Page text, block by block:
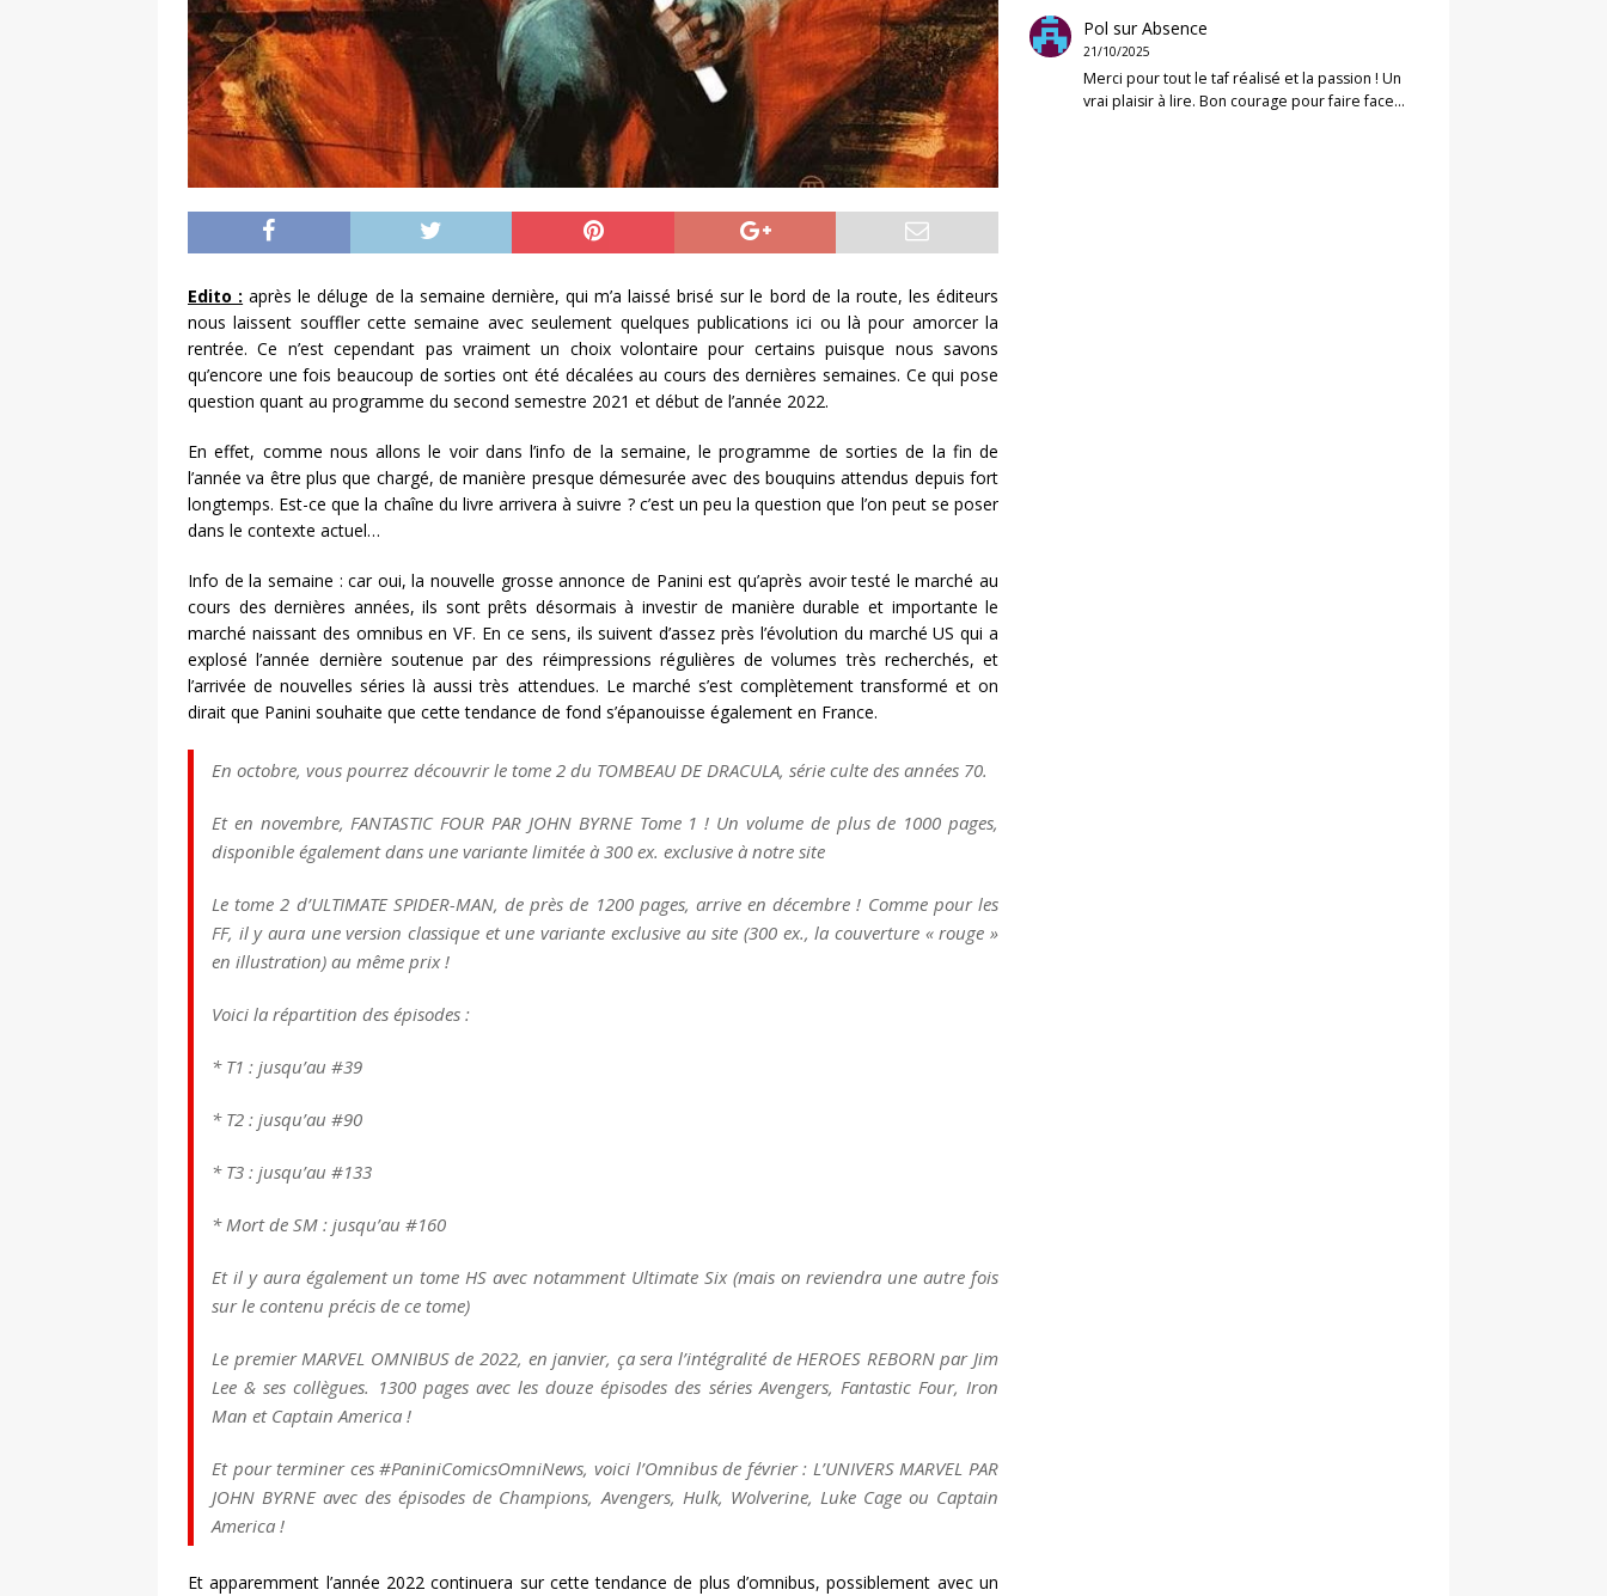
Edito : après le déluge de la semaine dernière, qui m’a laissé brisé sur le bord de la route, les éditeurs
nous laissent souffler cette semaine avec seulement quelques publications ici ou là pour amorcer la
rentrée. Ce n’est cependant pas vraiment un choix volontaire pour certains puisque nous savons
qu’encore une fois beaucoup de sorties ont été décalées au cours des dernières semaines. Ce qui pose
question quant au programme du second semestre 2021 et début de l’année 2022.
En effet, comme nous allons le voir dans l’info de la semaine, le programme de sorties de la fin de
l’année va être plus que chargé, de manière presque démesurée avec des bouquins attendus depuis fort
longtemps. Est-ce que la chaîne du livre arrivera à suivre ? c’est un peu la question que l’on peut se poser
dans le contexte actuel…
Info de la semaine : car oui, la nouvelle grosse annonce de Panini est qu’après avoir testé le marché au
cours des dernières années, ils sont prêts désormais à investir de manière durable et importante le
marché naissant des omnibus en VF. En ce sens, ils suivent d’assez près l’évolution du marché US qui a
explosé l’année dernière soutenue par des réimpressions régulières de volumes très recherchés, et
l’arrivée de nouvelles séries là aussi très attendues. Le marché s’est complètement transformé et on
dirait que Panini souhaite que cette tendance de fond s’épanouisse également en France.
En octobre, vous pourrez découvrir le tome 2 du TOMBEAU DE DRACULA, série culte des années 70.
Et en novembre, FANTASTIC FOUR PAR JOHN BYRNE Tome 1 ! Un volume de plus de 1000 pages,
disponible également dans une variante limitée à 300 ex. exclusive à notre site
Le tome 2 d’ULTIMATE SPIDER-MAN, de près de 1200 pages, arrive en décembre ! Comme pour les
FF, il y aura une version classique et une variante exclusive au site (300 ex., la couverture « rouge »
en illustration) au même prix !
Voici la répartition des épisodes :
* T1 : jusqu’au #39
* T2 : jusqu’au #90
* T3 : jusqu’au #133
* Mort de SM : jusqu’au #160
Et il y aura également un tome HS avec notamment Ultimate Six (mais on reviendra une autre fois
sur le contenu précis de ce tome)
Le premier MARVEL OMNIBUS de 2022, en janvier, ça sera l’intégralité de HEROES REBORN par Jim
Lee & ses collègues. 1300 pages avec les douze épisodes des séries Avengers, Fantastic Four, Iron
Man et Captain America !
Et pour terminer ces #PaniniComicsOmniNews, voici l’Omnibus de février : L’UNIVERS MARVEL PAR
JOHN BYRNE avec des épisodes de Champions, Avengers, Hulk, Wolverine, Luke Cage ou Captain
America !
Et apparemment l’année 2022 continuera sur cette tendance de plus d’omnibus, possiblement avec un
Pol surAbsence
21/10/2025
Merci pour tout le taf réalisé et la passion ! Un
vrai plaisir à lire. Bon courage pour faire face…